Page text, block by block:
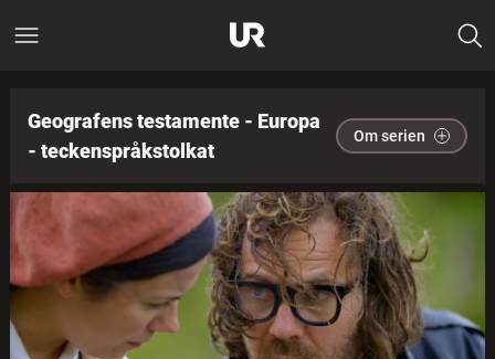
Geografens testamente - Europa
- teckenspråkstolkat
Om serien